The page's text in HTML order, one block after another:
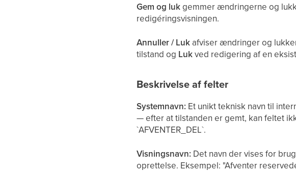
Gem og lukgemmer ændringerne og
redigéringsvisningen.
Annuller / Luk afviser ændringer og
tilstand og Lukved redigering af en
Beskrivelse af felter
Systemnavn: Et unikt teknisk navn til
— efter at tilstanden er gemt, kan feltet
`AFVENTER_DEL`.
Visningsnavn: Det navn der vises for
oprettelse. Eksempel: "Afventer